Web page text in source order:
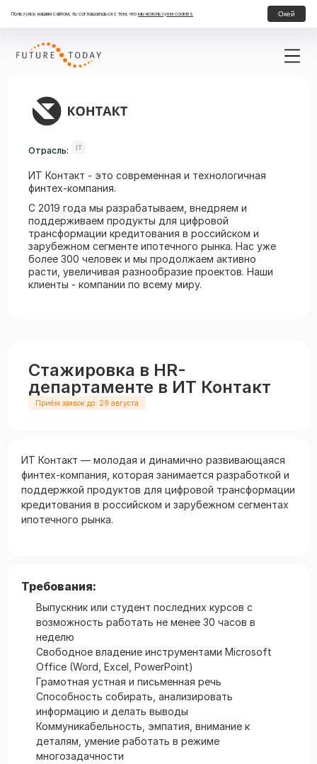
Пользуясь нашим сайтом, ты соглашаешься с тем, что мы используем cookies Окей
Отрасль: IT
ИТ Контакт - это современная и технологичная
финтех-компания.
С 2019 года мы разрабатываем, внедряем и
поддерживаем продукты для цифровой
трансформации кредитования в российском и
зарубежном сегменте ипотечного рынка. Нас уже
более 300 человек и мы продолжаем активно
расти, увеличивая разнообразие проектов. Наши
клиенты - компании по всему миру.
Стажировка в HR-
департаменте в ИТ Контакт
Приём заявок до: 29 августа
ИТ Контакт — молодая и динамично развивающаяся
финтех-компания, которая занимается разработкой и
поддержкой продуктов для цифровой трансформации
кредитования в российском и зарубежном сегментах
ипотечного рынка.
Требования:
Выпускник или студент последних курсов с
возможность работать не менее 30 часов в
неделю
Свободное владение инструментами Microsoft
Office (Word, Excel, PowerPoint)
Грамотная устная и письменная речь
Способность собирать, анализировать
информацию и делать выводы
Коммуникабельность, эмпатия, внимание к
деталям, умение работать в режиме
многозадачности